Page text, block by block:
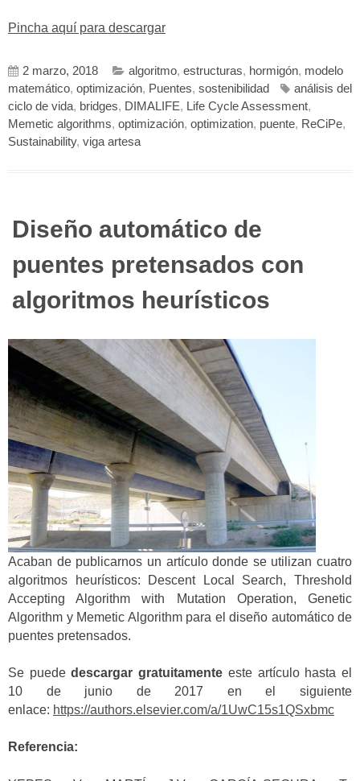
Pincha aquí para descargar
2 marzo, 2018 algoritmo, estructuras, hormigón, modelo
matemático, optimización, Puentes, sostenibilidad
análisis del
ciclo de vida, bridges, DIMALIFE, Life Cycle Assessment,
Memetic algorithms, optimización, optimization, puente, ReCiPe,
Sustainability, viga artesa
Diseño automático de
puentes pretensados con
algoritmos heurísticos
Acaban de publicarnos un artículo donde se utilizan cuatro
algoritmos heurísticos: Descent Local Search, Threshold
Accepting Algorithm with Mutation Operation, Genetic
Algorithm y Memetic Algorithm para el diseño automático de
puentes pretensados.
Se puededescargar gratuitamente este artículo hasta el
10 de junio de 2017 en el siguiente
enlace: https://authors.elsevier.com/a/1UwC15s1QSxbmc
Referencia: